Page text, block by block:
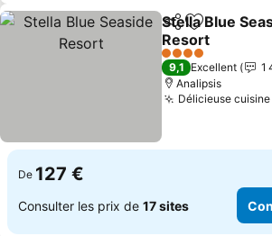
PartagerAjouter à
Stella Blue
Resort
Consulter les
4 Étoiles
9,1 Excellent
1
Analipsis
Délicieuse
De 127 €
Consulter les prix de 17 sites